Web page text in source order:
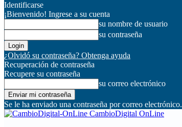
Identificarse
¡Bienvenido! Ingrese a su cuenta
su nombre de usuario
su contraseña
¿Olvidó su contraseña? Obtenga ayuda
Recuperación de contraseña
Recupere su contraseña
su correo electrónico
Se le ha enviado una contraseña por correo electrónico.
CambioDigital OnLine